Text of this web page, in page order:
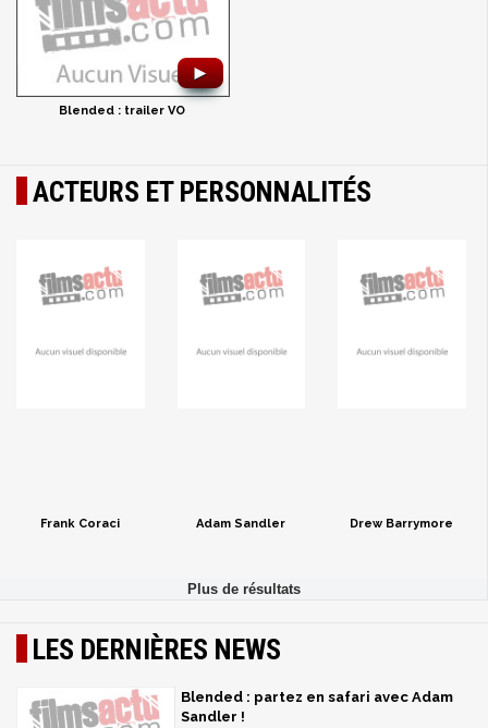
►
Blended : trailer VO
ACTEURS ET PERSONNALITÉS
Frank Coraci Adam Sandler Drew Barrymore
LES DERNIÈRES NEWS
Blended : partez en safari avec Adam
Sandler !